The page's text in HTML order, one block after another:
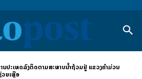
ນປະເທດລົງຕິດຕາມສະພາບນໍ້າຖ້ວມຢູ່ ແຂວງຄຳມ່ວນ
ຍເຫຼືອ